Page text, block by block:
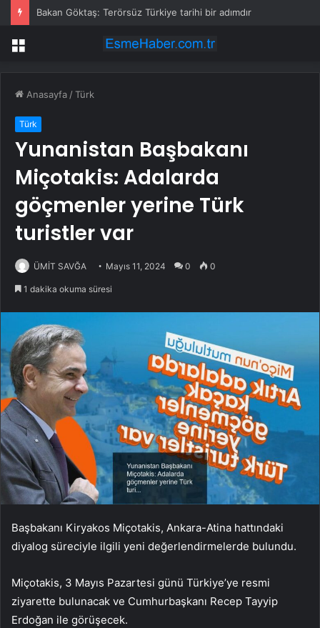
Bakan Göktaş: Terörsüz Türkiye tarihi bir adımdır
Menü
Anasayfa /Türk
Türk
Yunanistan Başbakanı
Miçotakis: Adalarda
göçmenler yerine Türk
turistler var
ÜMİT SAVĞA Mayıs 11, 2024 0 0
1 dakika okuma süresi
Başbakanı Kiryakos Miçotakis, Ankara-Atina hattındaki
diyalog süreciyle ilgili yeni değerlendirmelerde bulundu.
Miçotakis, 3 Mayıs Pazartesi günü Türkiye’ye resmi
ziyarette bulunacak ve Cumhurbaşkanı Recep Tayyip
Erdoğan ile görüşecek.